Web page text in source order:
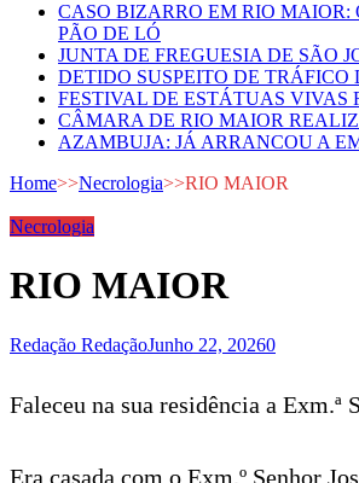
CASO BIZARRO EM RIO MAIOR:
PÃO DE LÓ
JUNTA DE FREGUESIA DE SÃO
DETIDO SUSPEITO DE
FESTIVAL DE ESTÁTUAS VIVAS
CÂMARA DE RIO MAIOR
AZAMBUJA: JÁ ARRANCOU A
Home>>Necrologia>>RIO MAIOR
Necrologia
RIO MAIOR
Redação RedaçãoJunho 22, 20260
Faleceu na sua residência a
Era casada com o Exm.º Senhor